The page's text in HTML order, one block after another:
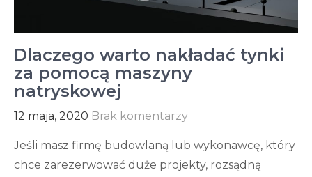
Dlaczego warto nakładać tynki
za pomocą maszyny
natryskowej
12 maja, 2020 Brak komentarzy
Jeśli masz firmę budowlaną lub wykonawcę, który
chce zarezerwować duże projekty, rozsądną